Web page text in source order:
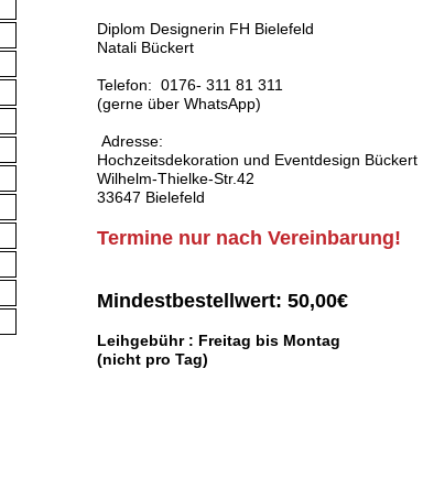
Diplom Designerin FH Bielefeld
Natali Bückert
Telefon: 0176- 311 81 311
(gerne über WhatsApp)
Adresse:
Hochzeitsdekoration und Eventdesign Bückert
Wilhelm-Thielke-Str.42
33647 Bielefeld
Termine nur nach Vereinbarung!
Mindestbestellwert: 50,00€
Leihgebühr : Freitag bis Montag
(nicht pro Tag)